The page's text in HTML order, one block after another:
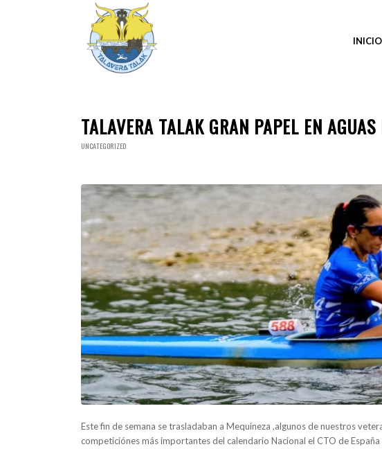
INICIO
TALAVERA TALAK GRAN PAPEL EN
UNCATEGORIZED
Este fin de semana se trasladaban a Mequineza ,algunos de nuestros
competiciónes más importantes del calendario Nacional el CTO de